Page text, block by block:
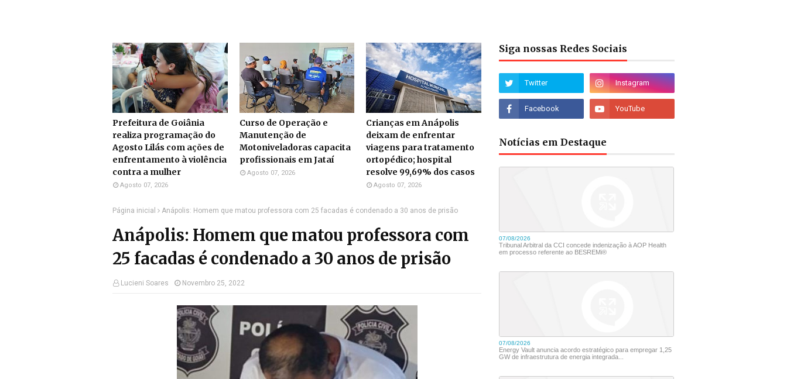
Prefeitura de Goiânia
realiza programação do
Agosto Lilás com ações de
enfrentamento à violência
contra a mulher
Agosto 07, 2026
Curso de Operação e
Manutenção de
Motoniveladoras capacita
profissionais em Jataí
Agosto 07, 2026
Crianças em Anápolis
deixam de enfrentar
viagens para tratamento
ortopédico; hospital
resolve 99,69% dos casos
Agosto 07, 2026
Página inicial Anápolis: Homem que matou professora com 25 facadas é condenado a 30 anos de prisão
Anápolis: Homem que matou professora com
25 facadas é condenado a 30 anos de prisão
Lucieni Soares Novembro 25, 2022
Siga nossas Redes Sociais
Notícias em Destaque